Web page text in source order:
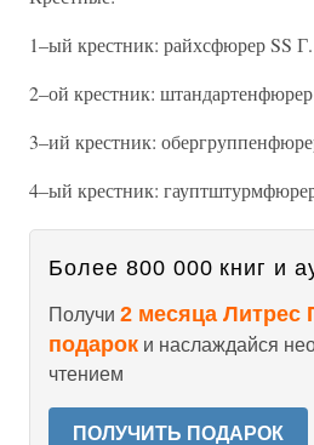
1–ый крестник: райхсфюрер SS
2–ой крестник:
3–ий крестник:
4–ый крестник:
Более 800 000 книг и
Получи 2 месяца Литрес
подарок и наслаждайся
чтением
ПОЛУЧИТЬ ПОДАРОК